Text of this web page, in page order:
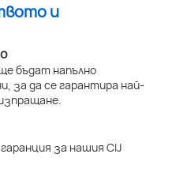
и
бъдат напълно
за да се гарантира най-
гаранция за нашия CIJ